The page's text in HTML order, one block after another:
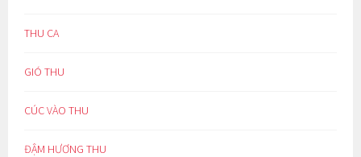
THU CA
GIÓ THU
CÚC VÀO THU
ĐẬM HƯƠNG THU